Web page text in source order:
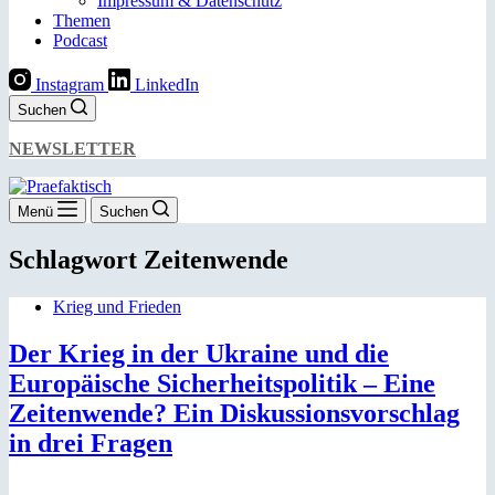
Themen
Podcast
Instagram LinkedIn
Suchen
NEWSLETTER
Menü Suchen
Schlagwort Zeitenwende
Krieg und Frieden
Der Krieg in der Ukraine und die
Europäische Sicherheitspolitik – Eine
Zeitenwende? Ein Diskussionsvorschlag
in drei Fragen